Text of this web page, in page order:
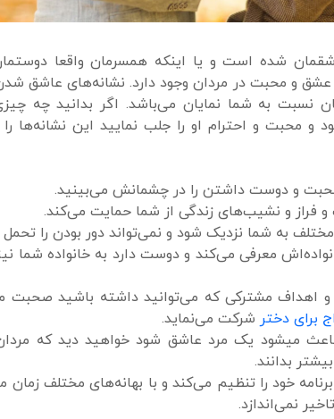
شده است و یا اینکه همسرمان واقعا
عشق و محبت در مردان وجود دارد. نشانه‌های عاشق
نسبت به شما نمایان می‌باشد. اگر بدانید چه
محبت و احترام او را جلب نمایید این نشانه‌ها را
و دوست داشتن را در چشمانش می‌بینید.
فراز و نشیب‌های زندگی از شما حمایت می‌کند.
به شما نزدیک شود و نمی‌تواند دور بودن را تحمل
معرفی می‌کند و دوست دارد به خانواده شما
و اهداف مشترکی که می‌توانید داشته باشید صحبت
برای دختر شرکت می‌نماید.
میشود یک مرد عاشق شود خواهید دید که
بدانند.
خود را تنظیم می‌کند و با بهانه‌های مختلف زمان
نمی‌اندازد.